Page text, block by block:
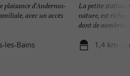
plaisance d'Andernos-
avec un accès
les-Bains
La petite station
nature, est riche
dont de
1,4 km -